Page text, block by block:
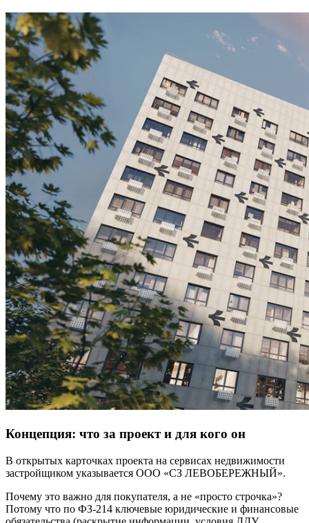
Концепция: что за проект и для кого он
В открытых карточках проекта на сервисах недвижимости
застройщиком указывается ООО «СЗ ЛЕВОБЕРЕЖНЫЙ».
Почему это важно для покупателя, а не «просто строчка»?
Потому что по ФЗ-214 ключевые юридические и финансовые